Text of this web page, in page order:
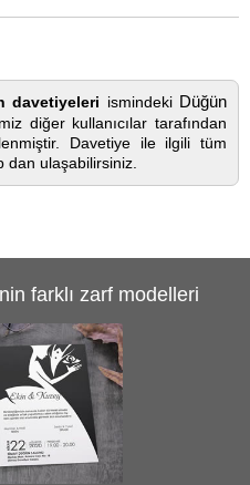
davetiyeleri ismindeki Düğün
diğer kullanıcılar tarafından
Davetiye ile ilgili tüm
dan ulaşabilirsiniz.
farklı zarf modelleri